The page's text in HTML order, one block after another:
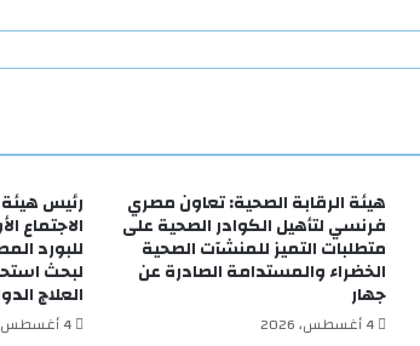
هيئة الرقابة الصحية: تعاون مصري
فرنسي لتأهيل الكوادر الصحية على
متطلبات التميز للمنشآت الصحية
الخضراء والمستدامة الصادرة عن
جهار
4 أغسطس، 2026
رئيس
الاجتماع
للبورد
لبحث
العلاج
4 أغسطس، 2026